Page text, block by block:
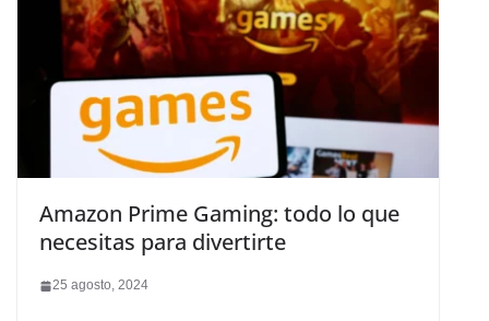
Amazon Prime Gaming: todo lo que
necesitas para divertirte
25 agosto, 2024